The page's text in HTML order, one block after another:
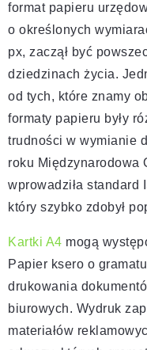
format papieru
o określonych
px, zaczął być
dziedzinach życia.
od tych, które znamy
formaty papieru były
trudności w wymianie
roku Międzynarodowa
wprowadziła standard
który szybko zdobył
Kartki A4 mogą
Papier ksero o
drukowania
biurowych. Wydruk
materiałów